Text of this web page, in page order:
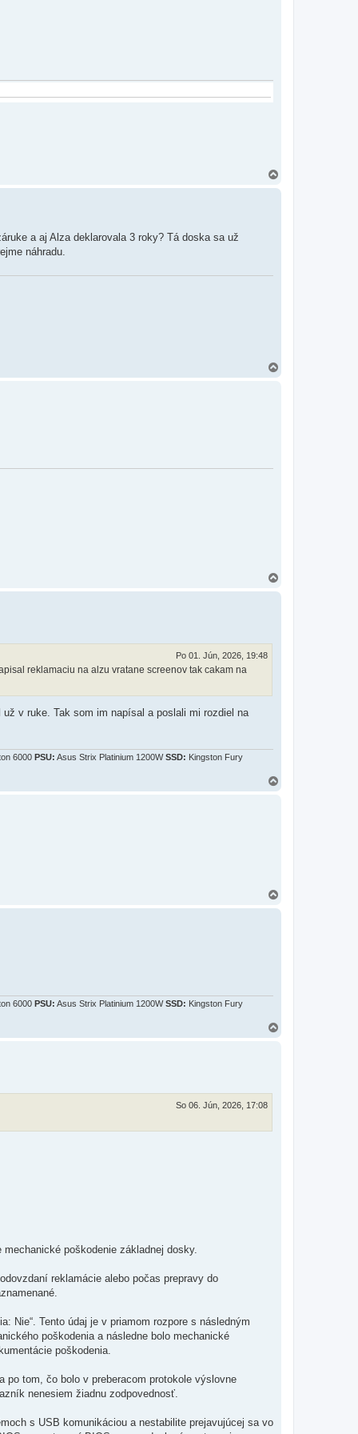
a aj Alza deklarovala 3 roky? Tá doska sa už
náhradu.
Po 01. Jún, 2026, 19:48
reklamaciu na alzu vratane screenov tak cakam na
v ruke. Tak som im napísal a poslali mi rozdiel na
6000 PSU: Asus Strix Platinium 1200WSSD: Kingston Fury
6000 PSU: Asus Strix Platinium 1200WSSD: Kingston Fury
So 06. Jún, 2026, 17:08
poškodenie základnej dosky.
reklamácie alebo počas prepravy do
Nie“. Tento údaj je v priamom rozpore s následným
poškodenia a následne bolo mechanické
poškodenia.
po tom, čo bolo v preberacom protokole výslovne
nenesiem žiadnu zodpovednosť.
s USB komunikáciou a nestabilite prejavujúcej sa vo